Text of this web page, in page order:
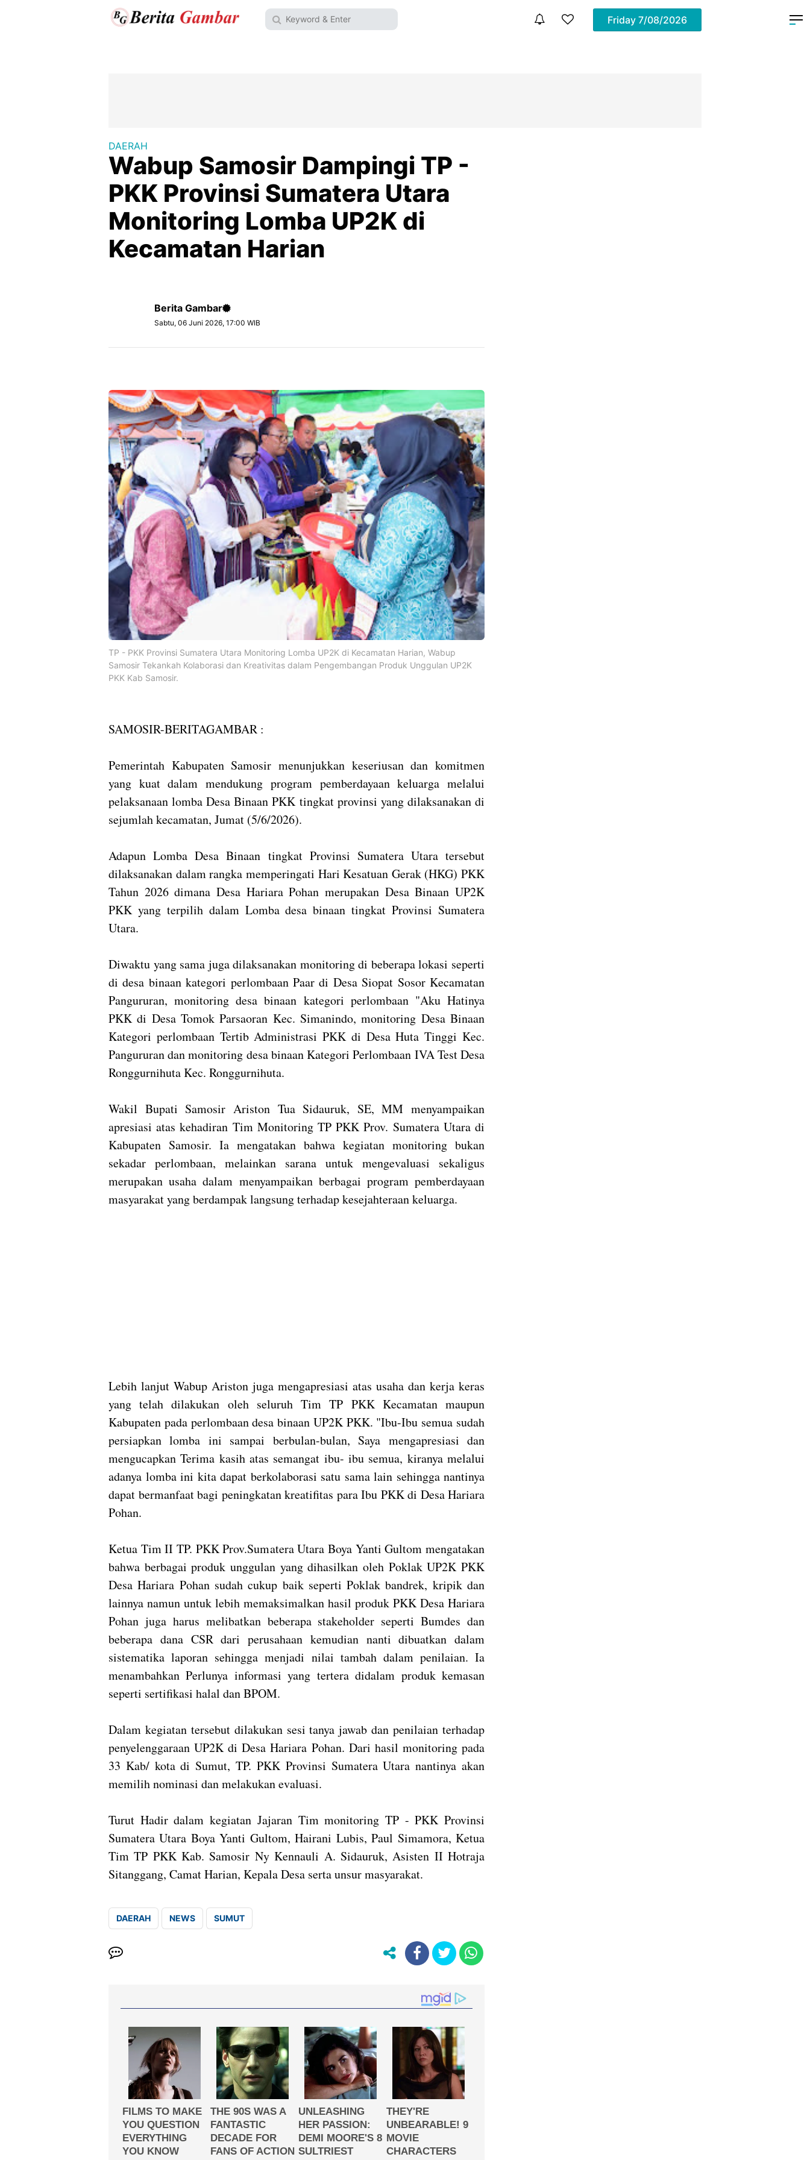
Friday 7/08/2026
DAERAH
Wabup Samosir Dampingi TP -
PKK Provinsi Sumatera Utara
Monitoring Lomba UP2K di
Kecamatan Harian
Berita Gambar
Sabtu, 06 Juni 2026, 17:00 WIB
TP - PKK Provinsi Sumatera Utara Monitoring Lomba UP2K di Kecamatan Harian, Wabup
Samosir Tekankah Kolaborasi dan Kreativitas dalam Pengembangan Produk Unggulan UP2K
PKK Kab Samosir.
SAMOSIR-BERITAGAMBAR :
Pemerintah Kabupaten Samosir menunjukkan keseriusan dan komitmen
yang kuat dalam mendukung program pemberdayaan keluarga melalui
pelaksanaan lomba Desa Binaan PKK tingkat provinsi yang dilaksanakan di
sejumlah kecamatan, Jumat (5/6/2026).
Adapun Lomba Desa Binaan tingkat Provinsi Sumatera Utara tersebut
dilaksanakan dalam rangka memperingati Hari Kesatuan Gerak (HKG) PKK
Tahun 2026 dimana Desa Hariara Pohan merupakan Desa Binaan UP2K
PKK yang terpilih dalam Lomba desa binaan tingkat Provinsi Sumatera
Utara.
Diwaktu yang sama juga dilaksanakan monitoring di beberapa lokasi seperti
di desa binaan kategori perlombaan Paar di Desa Siopat Sosor Kecamatan
Pangururan, monitoring desa binaan kategori perlombaan "Aku Hatinya
PKK di Desa Tomok Parsaoran Kec. Simanindo, monitoring Desa Binaan
Kategori perlombaan Tertib Administrasi PKK di Desa Huta Tinggi Kec.
Pangururan dan monitoring desa binaan Kategori Perlombaan IVA Test Desa
Ronggurnihuta Kec. Ronggurnihuta.
Wakil Bupati Samosir Ariston Tua Sidauruk, SE, MM menyampaikan
apresiasi atas kehadiran Tim Monitoring TP PKK Prov. Sumatera Utara di
Kabupaten Samosir. Ia mengatakan bahwa kegiatan monitoring bukan
sekadar perlombaan, melainkan sarana untuk mengevaluasi sekaligus
merupakan usaha dalam menyampaikan berbagai program pemberdayaan
masyarakat yang berdampak langsung terhadap kesejahteraan keluarga.
Lebih lanjut Wabup Ariston juga mengapresiasi atas usaha dan kerja keras
yang telah dilakukan oleh seluruh Tim TP PKK Kecamatan maupun
Kabupaten pada perlombaan desa binaan UP2K PKK. "Ibu-Ibu semua sudah
persiapkan lomba ini sampai berbulan-bulan, Saya mengapresiasi dan
mengucapkan Terima kasih atas semangat ibu- ibu semua, kiranya melalui
adanya lomba ini kita dapat berkolaborasi satu sama lain sehingga nantinya
dapat bermanfaat bagi peningkatan kreatifitas para Ibu PKK di Desa Hariara
Pohan.
Ketua Tim II TP. PKK Prov.Sumatera Utara Boya Yanti Gultom mengatakan
bahwa berbagai produk unggulan yang dihasilkan oleh Poklak UP2K PKK
Desa Hariara Pohan sudah cukup baik seperti Poklak bandrek, kripik dan
lainnya namun untuk lebih memaksimalkan hasil produk PKK Desa Hariara
Pohan juga harus melibatkan beberapa stakeholder seperti Bumdes dan
beberapa dana CSR dari perusahaan kemudian nanti dibuatkan dalam
sistematika laporan sehingga menjadi nilai tambah dalam penilaian. Ia
menambahkan Perlunya informasi yang tertera didalam produk kemasan
seperti sertifikasi halal dan BPOM.
Dalam kegiatan tersebut dilakukan sesi tanya jawab dan penilaian terhadap
penyelenggaraan UP2K di Desa Hariara Pohan. Dari hasil monitoring pada
33 Kab/ kota di Sumut, TP. PKK Provinsi Sumatera Utara nantinya akan
memilih nominasi dan melakukan evaluasi.
Turut Hadir dalam kegiatan Jajaran Tim monitoring TP - PKK Provinsi
Sumatera Utara Boya Yanti Gultom, Hairani Lubis, Paul Simamora, Ketua
Tim TP PKK Kab. Samosir Ny Kennauli A. Sidauruk, Asisten II Hotraja
Sitanggang, Camat Harian, Kepala Desa serta unsur masyarakat.
DAERAH NEWS SUMUT